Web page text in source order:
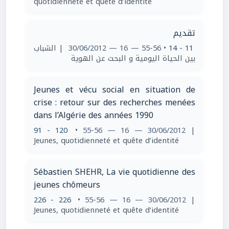
تقديم
11 - 14
• 55-56 — 16 — 30/06/2012 | الشباب
بين الحياة اليومية و البحث عن الهوية
Jeunes et vécu social en situation de
crise : retour sur des recherches menées
dans l’Algérie des années 1990
91 - 120 • 55-56 — 16 — 30/06/2012 |
Jeunes, quotidienneté et quête d’identité
Sébastien SHEHR, La vie quotidienne des
jeunes chômeurs
226 - 226 • 55-56 — 16 — 30/06/2012 |
Jeunes, quotidienneté et quête d’identité